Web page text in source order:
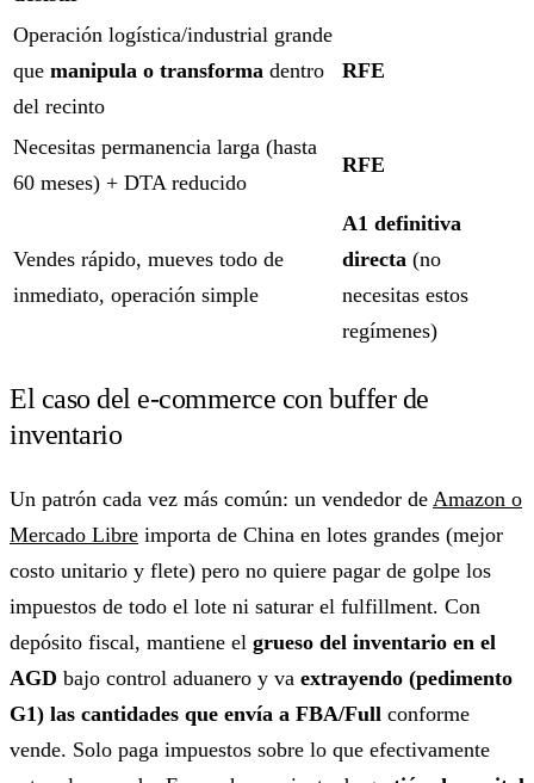
Operación logística/industrial grande
que manipula o transforma dentro
del recinto
RFE
Necesitas permanencia larga (hasta
60 meses) + DTA reducido
RFE
Vendes rápido, mueves todo de
inmediato, operación simple
A1 definitiva
directa (no
necesitas estos
regímenes)
El caso del e-commerce con buffer de
inventario
Un patrón cada vez más común: un vendedor de Amazon o
Mercado Libre importa de China en lotes grandes (mejor
costo unitario y flete) pero no quiere pagar de golpe los
impuestos de todo el lote ni saturar el fulfillment. Con
depósito fiscal, mantiene el grueso del inventario en el
AGD bajo control aduanero y va extrayendo (pedimento
G1) las cantidades que envía a FBA/Full conforme
vende. Solo paga impuestos sobre lo que efectivamente